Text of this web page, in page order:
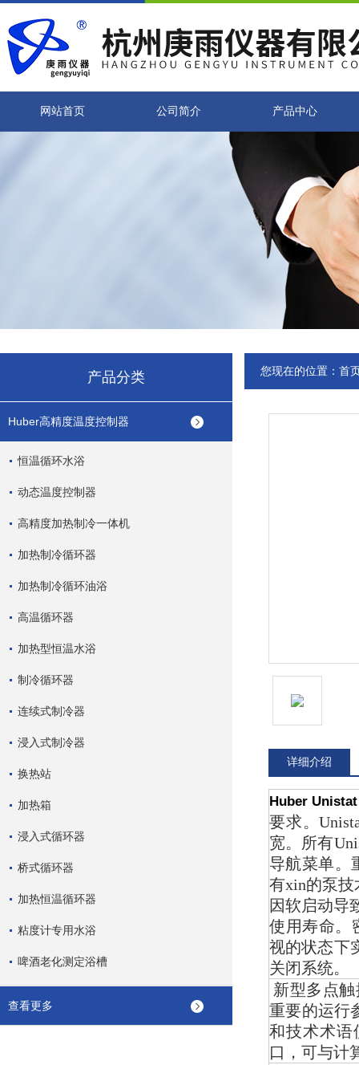
网站首页 公司简介 产品中心
产品分类
Huber高精度温度控制器
恒温循环水浴
动态温度控制器
高精度加热制冷一体机
加热制冷循环器
加热制冷循环油浴
高温循环器
加热型恒温水浴
制冷循环器
连续式制冷器
浸入式制冷器
换热站
加热箱
浸入式循环器
桥式循环器
加热恒温循环器
粘度计专用水浴
啤酒老化测定浴槽
查看更多
您现在的位置： 首
详细介绍
Huber
要求。
宽。所有
导航菜单。
有xin的泵
因软启动导
使用寿命。
视的状态下
关闭系统。
新型多点
重要的运行
和技术术语
口，可与计